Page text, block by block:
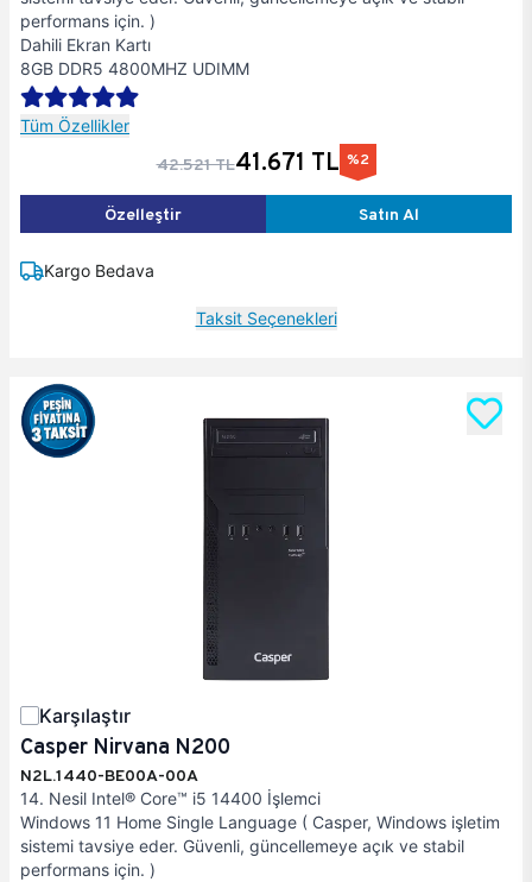
performans için. )
Dahili Ekran Kartı
8GB DDR5 4800MHZ UDIMM
Tüm Özellikler
42.521 TL41.671 TL %2
Özelleştir Satın Al
Kargo Bedava
Taksit Seçenekleri
Karşılaştır
Casper Nirvana N200
N2L.1440-BE00A-00A
14. Nesil Intel® Core™ i5 14400 İşlemci
Windows 11 Home Single Language ( Casper, Windows işletim
sistemi tavsiye eder. Güvenli, güncellemeye açık ve stabil
performans için. )